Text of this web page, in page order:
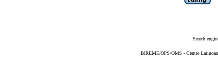
Search
BIREME/OPS/OMS - Centro